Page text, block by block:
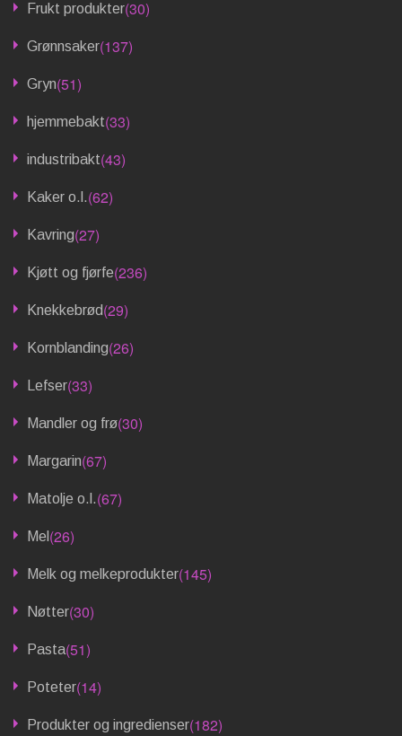
Frukt produkter(30)
Grønnsaker(137)
Gryn(51)
hjemmebakt(33)
industribakt(43)
Kaker o.l.(62)
Kavring(27)
Kjøtt og fjørfe(236)
Knekkebrød(29)
Kornblanding(26)
Lefser(33)
Mandler og frø(30)
Margarin(67)
Matolje o.l.(67)
Mel (26)
Melk og melkeprodukter(145)
Nøtter(30)
Pasta(51)
Poteter(14)
Produkter og ingredienser(182)